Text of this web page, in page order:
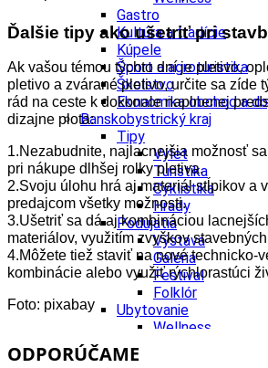
Gastro
Kultúra a tradície
Kúpele
Šport a agroturistika
Školstvo
Ekonomika obchod a
Banskobystrický kraj
Tipy
Výlet
Turistika
Cyklistika
Hrady
Podujatia
Výstava
Galéria
Festival
Folklór
Ubytovanie
Wellness
Gastro
Ďalšie tipy ako ušetriť pri
Ak vašou témou týchto dní je pletivo,
pletivo a zvárané pletivo, určite sa zíde
rád na ceste k dokonale naplnenej
dizajne plota:
1.Nezabudnite, najlacnejšia možnosť
pri nákupe dlhšej rolky pletiva.
2.Svoju úlohu hrá aj materiál stĺpikov a
predajcom všetky možnosti.
3.Ušetriť sa dá aj kombináciou
materiálov, využitím zvyškov
4.Môžete tiež staviť na nové technicko-
kombinácie alebo využiť rýchlorastúci
Foto: pixabay
ODPORÚČAME